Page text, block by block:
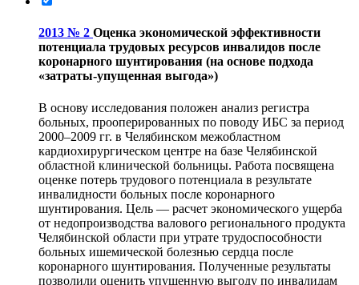
2013 № 2 Оценка экономической эффективности
потенциала трудовых ресурсов инвалидов после
коронарного шунтирования (на основе подхода
«затраты-упущенная выгода»)
В основу исследования положен анализ регистра
больных, прооперированных по поводу ИБС за период
2000–2009 гг. в Челябинском межобластном
кардиохирургическом центре на базе Челябинской
областной клинической больницы. Работа посвящена
оценке потерь трудового потенциала в результате
инвалидности больных после коронарного
шунтирования. Цель — расчет экономического ущерба
от недопроизводства валового регионального продукта
Челябинской области при утрате трудоспособности
больных ишемической болезнью сердца после
коронарного шунтирования. Полученные результаты
позволили оценить упущенную выгоду по инвалидам